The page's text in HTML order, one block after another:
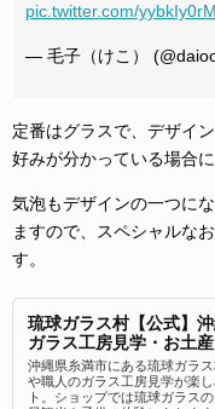
pic.twitter.com/
— 毛子（けこ）
定番はグラスで、デザイ
好みが分かっている場合
気泡もデザインの一つに
ますので、スペシャルな
す。
琉球ガラス村【公式】
ガラス工房見学・お土
沖縄県糸満市にある琉球ガラ
や職人のガラス工房見学が楽
ト。ショップでは琉球ガラス